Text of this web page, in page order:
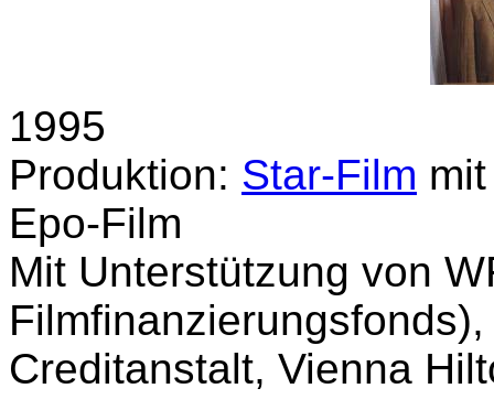
1995
Produktion: Star-Film
Epo-Film
Mit Unterstützung von
Creditanstalt, Vienna